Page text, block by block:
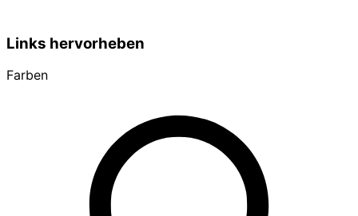
Links hervorheben
Farben